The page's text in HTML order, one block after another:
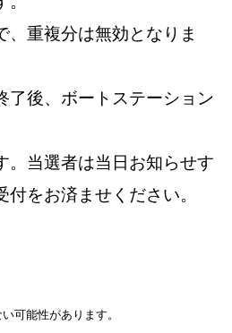
重複分は無効となりま
後、ボートステーション
。当選者は当日お知らせす
をお済ませください。
可能性があります。